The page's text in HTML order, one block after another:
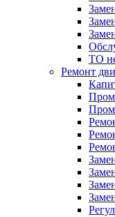
ТО
Ремонт